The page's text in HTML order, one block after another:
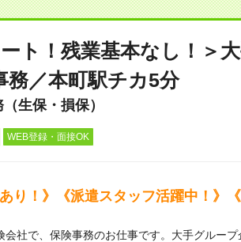
ト！残業基本なし！＞
務／本町駅チカ5分
生保・損保）
WEB登録・面接OK
あり！》《派遣スタッフ活躍中！》
会社で、保険事務のお仕事です。大手グルー